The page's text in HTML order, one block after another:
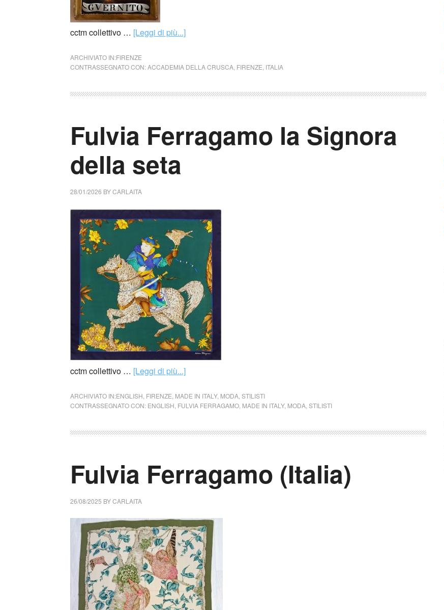
cctm collettivo … [Leggi di più...]
ARCHIVIATO IN:FIRENZE
CONTRASSEGNATO CON:ACCADEMIA DELLA CRUSCA FIRENZE ITALIA
Fulvia Ferragamo la Signora
della seta
28/01/2026 BYCARLAITA
cctm collettivo … [Leggi di più...]
ARCHIVIATO IN:ENGLISH FIRENZE MADE IN ITALY, MODA STILISTI
CONTRASSEGNATO CON: ENGLISH FULVIA FERRAGAMO MADE IN ITALY, MODA STILISTI
Fulvia Ferragamo (Italia)
26/08/2025 BYCARLAITA